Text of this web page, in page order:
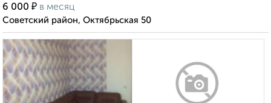
6 000 ₽ в месяц
Советский район, Октябрьская 50